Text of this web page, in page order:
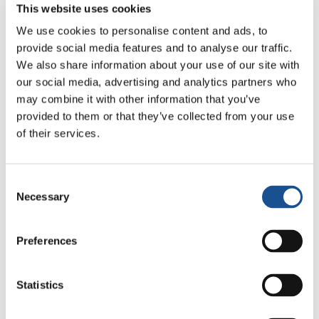
This website uses cookies
We use cookies to personalise content and ads, to
provide social media features and to analyse our traffic.
We also share information about your use of our site with
our social media, advertising and analytics partners who
may combine it with other information that you’ve
provided to them or that they’ve collected from your use
of their services.
Selection
Necessary
Preferences
Statistics
nosso território. Escolher a não-violência
todos os dias e ter a coragem de denunciar
todas as violações dos direitos humanos. Este
é o legado que queremos deixar para os
nossos filhos».
A comunidade é definida por regulamentos
internos tais como não participar do conflito
ainda, exige de seus membros um
econômico baseado na auto-sustentabilidade
direitos humanos, os direitos dos agricultores,